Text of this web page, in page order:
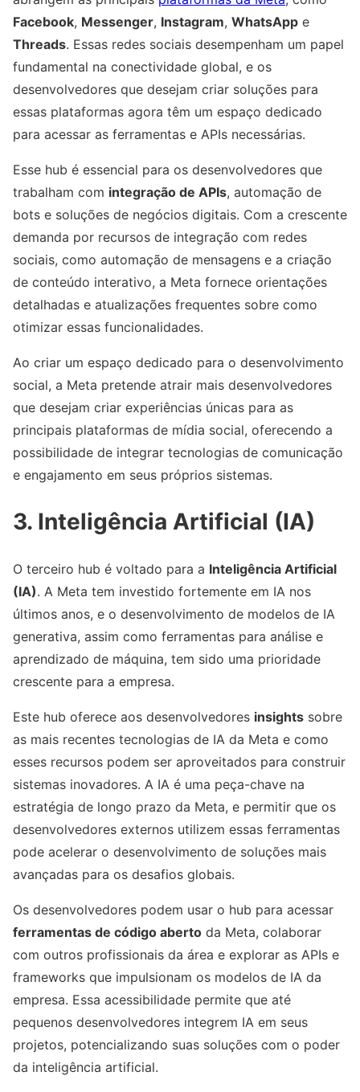
Facebook, Messenger, Instagram, WhatsApp e
Threads. Essas redes sociais desempenham um papel
fundamental na conectividade global, e os
desenvolvedores que desejam criar soluções para
essas plataformas agora têm um espaço dedicado
para acessar as ferramentas e APIs necessárias.
Esse hub é essencial para os desenvolvedores que
trabalham com integração de APIs, automação de
bots e soluções de negócios digitais. Com a crescente
demanda por recursos de integração com redes
sociais, como automação de mensagens e a criação
de conteúdo interativo, a Meta fornece orientações
detalhadas e atualizações frequentes sobre como
otimizar essas funcionalidades.
Ao criar um espaço dedicado para o desenvolvimento
social, a Meta pretende atrair mais desenvolvedores
que desejam criar experiências únicas para as
principais plataformas de mídia social, oferecendo a
possibilidade de integrar tecnologias de comunicação
e engajamento em seus próprios sistemas.
3. Inteligência Artificial (IA)
O terceiro hub é voltado para a Inteligência Artificial
(IA). A Meta tem investido fortemente em IA nos
últimos anos, e o desenvolvimento de modelos de IA
generativa, assim como ferramentas para análise e
aprendizado de máquina, tem sido uma prioridade
crescente para a empresa.
Este hub oferece aos desenvolvedores insights sobre
as mais recentes tecnologias de IA da Meta e como
esses recursos podem ser aproveitados para construir
sistemas inovadores. A IA é uma peça-chave na
estratégia de longo prazo da Meta, e permitir que os
desenvolvedores externos utilizem essas ferramentas
pode acelerar o desenvolvimento de soluções mais
avançadas para os desafios globais.
Os desenvolvedores podem usar o hub para acessar
ferramentas de código aberto da Meta, colaborar
com outros profissionais da área e explorar as APIs e
frameworks que impulsionam os modelos de IA da
empresa. Essa acessibilidade permite que até
pequenos desenvolvedores integrem IA em seus
projetos, potencializando suas soluções com o poder
da inteligência artificial.